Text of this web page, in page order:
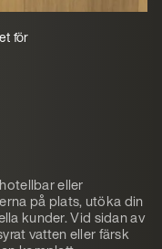
för
eller
på plats, utöka din
kunder. Vid sidan av
vatten eller färsk